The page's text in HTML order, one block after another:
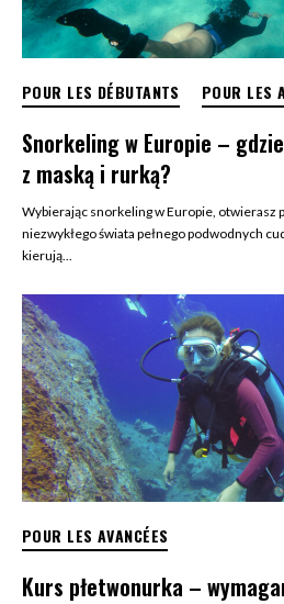
POUR LES DÉBUTANTS POUR LES
Snorkeling w Europie –
z maską i rurką?
Wybierając snorkeling w Europie, otwierasz
niezwykłego świata pełnego podwodnych
kierują...
POUR LES AVANCÉES
Kurs płetwonurka –